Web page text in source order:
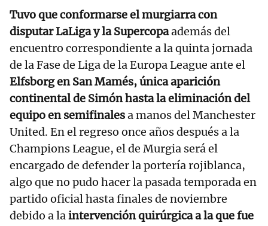
Tuvo que conformarse el murgiarra con
disputar LaLiga y la Supercopaademás del
encuentro correspondiente a la quinta jornada
de la Fase de Liga de la Europa League ante el
Elfsborg en San Mamés, única aparición
continental de Simón hasta la eliminación del
equipo en semifinalesa manos del Manchester
United. En el regreso once años después a la
Champions League, el de Murgia será el
encargado de defender la portería rojiblanca,
algo que no pudo hacer la pasada temporada en
partido oficial hasta finales de noviembre
debido a laintervención quirúrgica a la que fue